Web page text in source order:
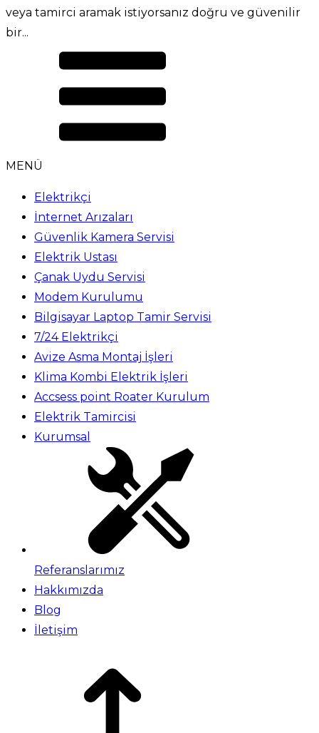
veya tamirci aramak istiyorsanız doğru ve güvenilir
bir...
MENÜ
Elektrikçi
İnternet Arızaları
Güvenlik Kamera Servisi
Elektrik Ustası
Çanak Uydu Servisi
Modem Kurulumu
Bilgisayar Laptop Tamir Servisi
7/24 Elektrikçi
Avize Asma Montaj İşleri
Klima Kombi Elektrik İşleri
Accsess point Roater Kurulum
Elektrik Tamircisi
Kurumsal
Referanslarımız
Hakkımızda
Blog
İletişim